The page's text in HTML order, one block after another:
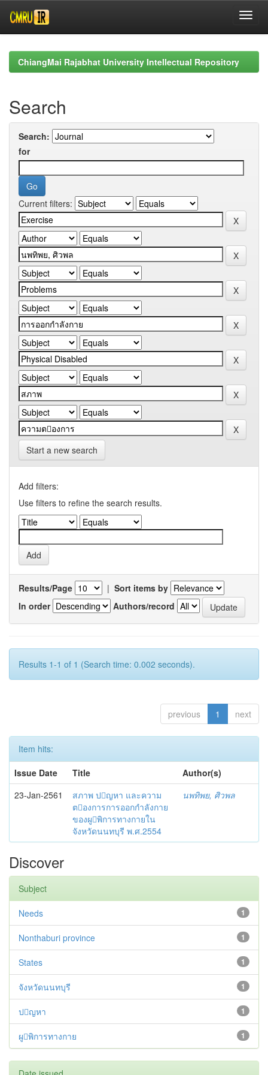
navigationChiangMai Rajabhat University Intellectual Repository
Search
Search:
for
Current filters:
Start a new search
Add filters:
Use filters to refine the search results.
Results/Page | Sort items by
In order
Authors/record
Results 1-1 of 1 (Search time: 0.002 seconds).
previous 1 next
Item hits:
Issue Date
Title
Author(s)
23-Jan-2561
สภาพ ปญหา และความ
ตองการการออกกำลังกาย
ของผูพิการทางกายใน
จังหวัดนนทบุรี พ.ศ.2554
นพทิพย, ศิวพล
Discover
Subject
1
Needs
1
Nonthaburi province
1
States
1
จังหวัดนนทบุรี
1
ปญหา
1
ผูพิการทางกาย